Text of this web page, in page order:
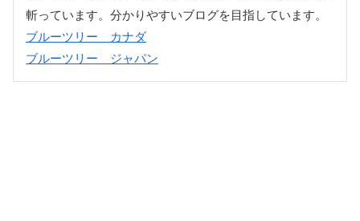
斬っています。分かりやすいブログを目指しています。
ブルーツリー カナダ
ブルーツリー ジャパン